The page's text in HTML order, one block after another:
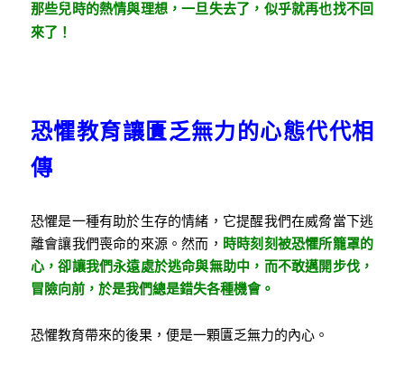
那些兒時的熱情與理想，一旦失去了，似乎就再也找不回
來了！
恐懼教育讓匱乏無力的心態代代相
傳
恐懼是一種有助於生存的情緒，它提醒我們在威脅當下逃
離會讓我們喪命的來源。然而， 時時刻刻被恐懼所籠罩的
心，卻讓我們永遠處於逃命與無助中，而不敢邁開步伐，
冒險向前，於是我們總是錯失各種機會。
恐懼教育帶來的後果，便是一顆匱乏無力的內心。